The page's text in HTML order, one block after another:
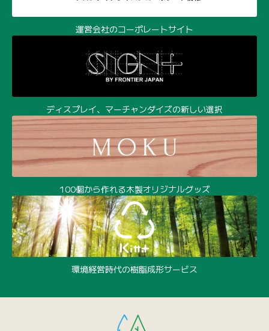
運営会社のコーポレートサイト
ディスプレイ、マーチャンダイズの新しい選択
100個から作れる木製オリジナルグッズ
環境経営時代の樹脂成形サービス